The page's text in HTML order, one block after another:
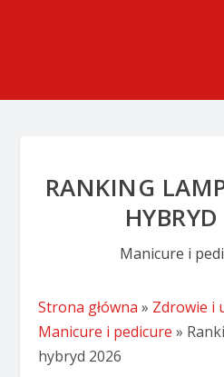
RANKING
Manicure i
Strona główna » Zdrowie i
Manicure i pedicure »
hybryd 2026